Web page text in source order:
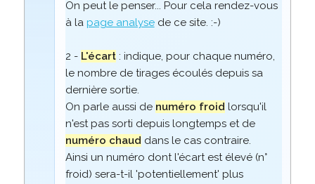
On peut le penser... Pour cela rendez-vous
à la page analysede ce site. :-)
2 - L'écart: indique, pour chaque numéro,
le nombre de tirages écoulés depuis sa
dernière sortie.
On parle aussi de numéro froid lorsqu'il
n'est pas sorti depuis longtemps et de
numéro chaud dans le cas contraire.
Ainsi un numéro dont l'écart est élevé (n°
froid) sera-t-il 'potentiellement' plus